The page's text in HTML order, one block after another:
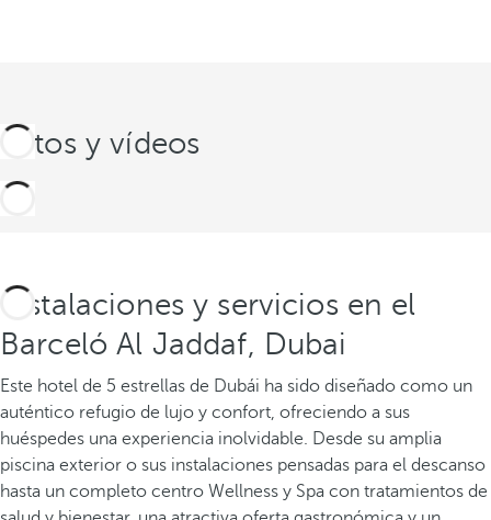
Fotos y vídeos
Instalaciones y servicios en el
Barceló Al Jaddaf, Dubai
Este hotel de 5 estrellas de Dubái ha sido diseñado como un
auténtico refugio de lujo y confort, ofreciendo a sus
huéspedes una experiencia inolvidable. Desde su amplia
piscina exterior o sus instalaciones pensadas para el descanso
hasta un completo centro Wellness y Spa con tratamientos de